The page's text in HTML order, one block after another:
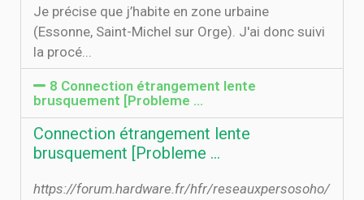
Je précise que j’habite en zone urbaine
(Essonne, Saint-Michel sur Orge). J'ai donc suivi
la procé...
8 Connection étrangement lente
brusquement [Probleme ...
Connection étrangement lente
brusquement [Probleme ...
https://forum.hardware.fr/hfr/reseauxpersosoho/